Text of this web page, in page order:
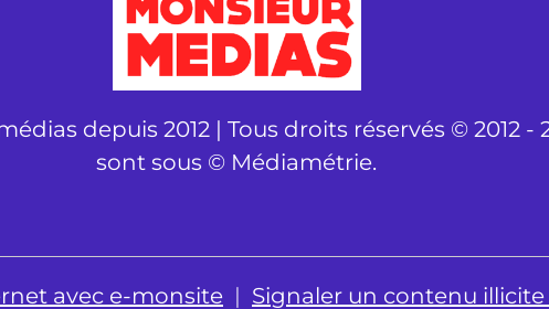
depuis 2012 | Tous droits réservés © 2012 -
sont sous © Médiamétrie.
avec e-monsite Signaler un contenu illicite